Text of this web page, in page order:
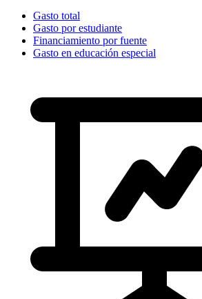
Gasto total
Gasto por estudiante
Financiamiento por fuente
Gasto en educación especial